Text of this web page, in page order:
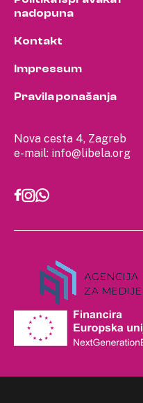
Nova cesta 4, Zagreb
e-mail: info@libela.org
nadopuna
Kontakt
Impressum
Pravila ponašanja